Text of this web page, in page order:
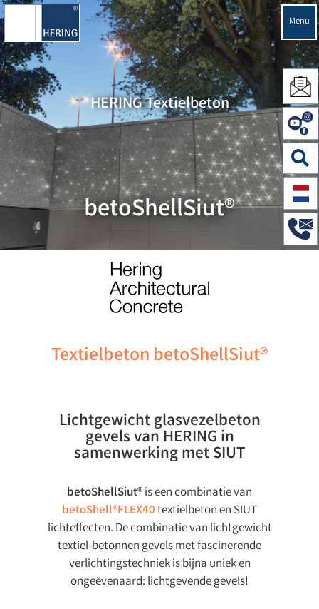
Menu
HERING Textielbeton
betoShellSiut®
Textielbeton betoShellSiut®
Lichtgewicht glasvezelbeton
gevels van HERING in
samenwerking met SIUT
betoShellSiut®is een combinatie van
betoShell®FLEX40textielbeton en SIUT
lichteffecten. De combinatie van lichtgewicht
textiel-betonnen gevels met fascinerende
verlichtingstechniek is bijna uniek en
ongeëvenaard: lichtgevende gevels!